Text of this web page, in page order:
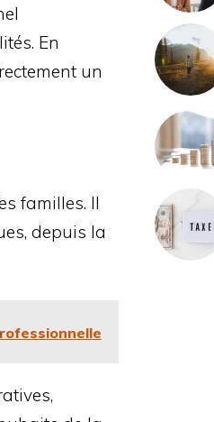
En
un
familles. Il
depuis la